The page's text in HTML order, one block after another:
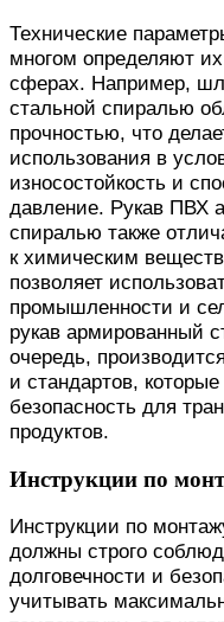
Технические
многом определяют
сферах. Например,
стальной спиралью
прочностью, что
использования в
износостойкость и
давление. Рукав ПВХ
спиралью также
к химическим
позволяет
промышленности и
рукав армированный
очередь,
и стандартов,
безопасность для
продуктов.
Инструкции по
Инструкции по
должны строго
долговечности и
учитывать